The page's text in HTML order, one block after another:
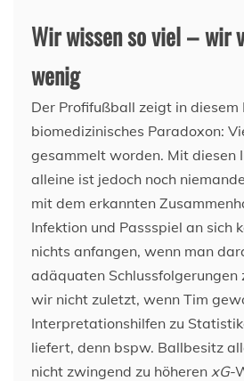
Wir wissen so viel – wir
wenig
Der Profifußball zeigt in diesem
biomedizinisches Paradoxon:
gesammelt worden. Mit diesen
alleine ist jedoch noch
mit dem erkannten
Infektion und Passspiel an sich
nichts anfangen, wenn man
adäquaten Schlussfolgerungen
wir nicht zuletzt, wenn Tim
Interpretationshilfen zu
liefert, denn bspw. Ballbesitz
nicht zwingend zu höheren xG-